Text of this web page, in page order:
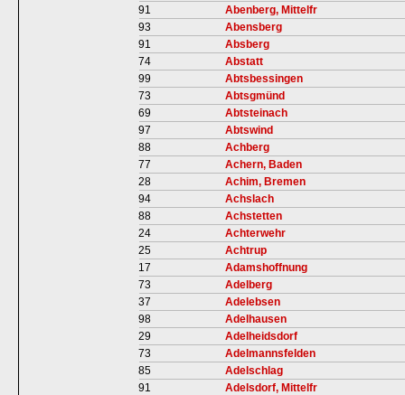
91
Abenberg, Mittelfr
93
Abensberg
91
Absberg
74
Abstatt
99
Abtsbessingen
73
Abtsgmünd
69
Abtsteinach
97
Abtswind
88
Achberg
77
Achern, Baden
28
Achim, Bremen
94
Achslach
88
Achstetten
24
Achterwehr
25
Achtrup
17
Adamshoffnung
73
Adelberg
37
Adelebsen
98
Adelhausen
29
Adelheidsdorf
73
Adelmannsfelden
85
Adelschlag
91
Adelsdorf, Mittelfr